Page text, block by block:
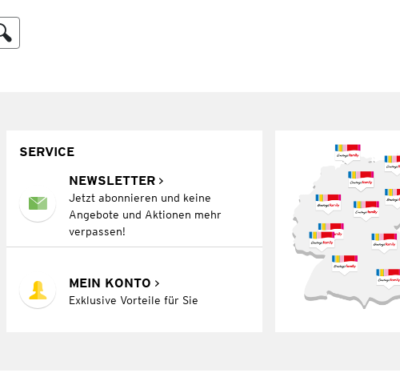
SERVICE
NEWSLETTER
Jetzt abonnieren und keine
Angebote und Aktionen mehr
verpassen!
MEIN KONTO
Exklusive Vorteile für Sie